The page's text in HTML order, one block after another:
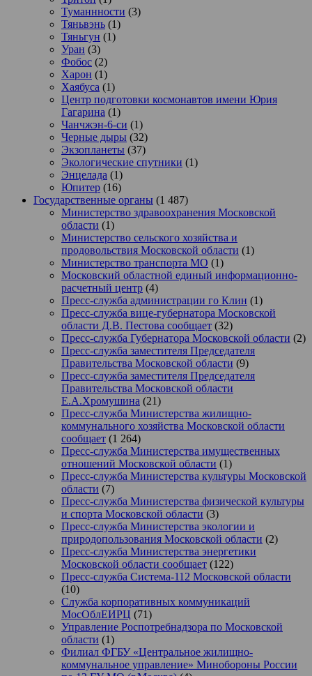
Туманнности (3)
Тяньвэнь (1)
Тяньгун (1)
Уран (3)
Фобос (2)
Харон (1)
Хаябуса (1)
Центр подготовки космонавтов имени Юрия
Гагарина (1)
Чанчжэн-6-си (1)
Черные дыры (32)
Экзопланеты (37)
Экологические спутники (1)
Энцелада (1)
Юпитер (16)
Государственные органы (1 487)
Министерство здравоохранения Московской
области (1)
Министерство сельского хозяйства и
продовольствия Московской области (1)
Министерство транспорта МО (1)
Московский областной единый информационно-
расчетный центр (4)
Пресс-служба администрации го Клин (1)
Пресс-служба вице-губернатора Московской
области Д.В. Пестова сообщает (32)
Пресс-служба Губернатора Московской области (2)
Пресс-служба заместителя Председателя
Правительства Московской области (9)
Пресс-служба заместителя Председателя
Правительства Московской области
Е.А.Хромушина (21)
Пресс-служба Министерства жилищно-
коммунального хозяйства Московской области
сообщает (1 264)
Пресс-служба Министерства имущественных
отношений Московской области (1)
Пресс-служба Министерства культуры Московской
области (7)
Пресс-служба Министерства физической культуры
и спорта Московской области (3)
Пресс-служба Министерства экологии и
природопользования Московской области (2)
Пресс-служба Министерства энергетики
Московской области сообщает (122)
Пресс-служба Система-112 Московской области
(10)
Служба корпоративных коммуникаций
МосОблЕИРЦ (71)
Управление Роспотребнадзора по Московской
области (1)
Филиал ФГБУ «Центральное жилищно-
коммунальное управление» Минобороны России